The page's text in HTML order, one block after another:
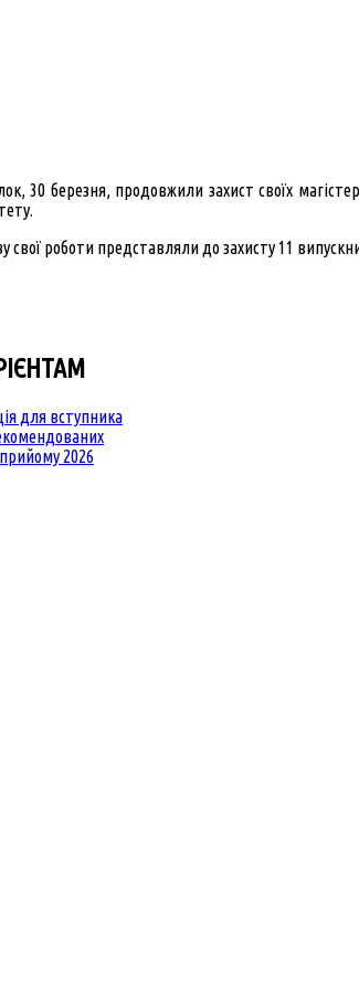
30 березня, продовжили захист своїх
свої роботи представляли до захисту 11
для вступника
2026